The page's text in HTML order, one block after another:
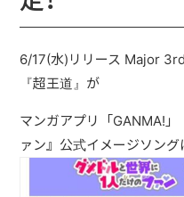
6/17(水)リリース Major
『超王道』が
マンガアプリ「GANMA!
ァン』公式イメージソング